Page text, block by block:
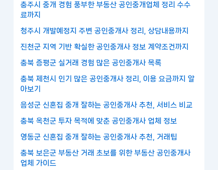
충주시 중개 경험 풍부한 부동산 공인중개업체 정리 수수
료까지
청주시 개발예정지 주변 공인중개사 정리, 상담내용까지
진천군 지역 기반 확실한 공인중개사 정보 계약조건까지
충북 증평군 실거래 경험 많은 공인중개사 목록
충북 제천시 인기 많은 공인중개사 정리, 이용 요금까지 알
아보기
음성군 신혼집 중개 잘하는 공인중개사 추천, 서비스 비교
충북 옥천군 투자 목적에 맞춘 공인중개사 업체 정보
영동군 신혼집 중개 잘하는 공인중개사 추천, 거래팁
충북 보은군 부동산 거래 초보를 위한 부동산 공인중개사
업체 가이드